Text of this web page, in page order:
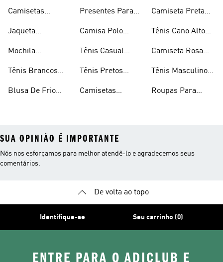
Camisetas
Jaqueta
Mochila
Tênis Brancos
Blusa De Frio
Presentes Para
Camisa Polo
Tênis Casual
Tênis Pretos
Camisetas
Camiseta Preta
Tênis Cano Alto
Camiseta Rosa
Tênis Masculino
Roupas Para
SUA OPINIÃO É IMPORTANTE
Nós nos esforçamos para melhor atendê-lo e agradecemos seus
comentários.
De volta ao topo
Identifique-se Seu carrinho (0)
ENTRE PARA O ADICLUB E